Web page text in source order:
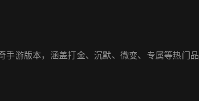
手游版本，涵盖打金、沉默、微变、专属等热门品